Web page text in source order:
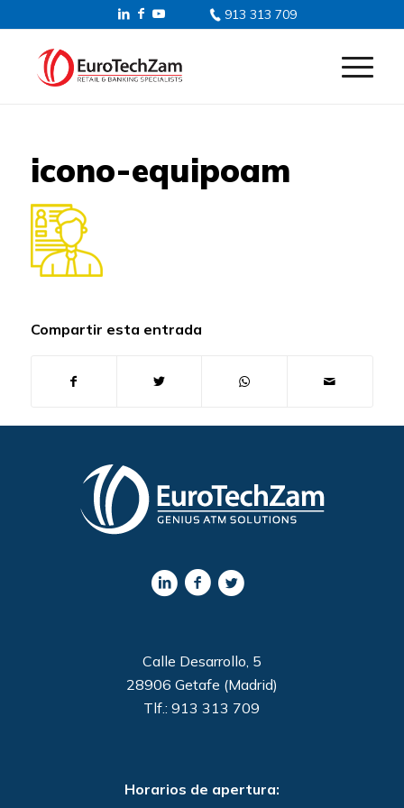
913 313 709
icono-equipoam
Compartir esta entrada
Calle Desarrollo, 5
28906 Getafe (Madrid)
Tlf.: 913 313 709
Horarios de apertura: